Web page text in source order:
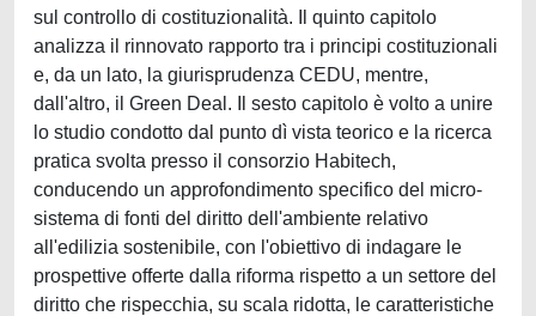
sul controllo di costituzionalità. Il quinto capitolo
analizza il rinnovato rapporto tra i principi costituzionali
e, da un lato, la giurisprudenza CEDU, mentre,
dall'altro, il Green Deal. Il sesto capitolo è volto a unire
lo studio condotto dal punto dì vista teorico e la ricerca
pratica svolta presso il consorzio Habitech,
conducendo un approfondimento specifico del micro-
sistema di fonti del diritto dell'ambiente relativo
all'edilizia sostenibile, con l'obiettivo di indagare le
prospettive offerte dalla riforma rispetto a un settore del
diritto che rispecchia, su scala ridotta, le caratteristiche